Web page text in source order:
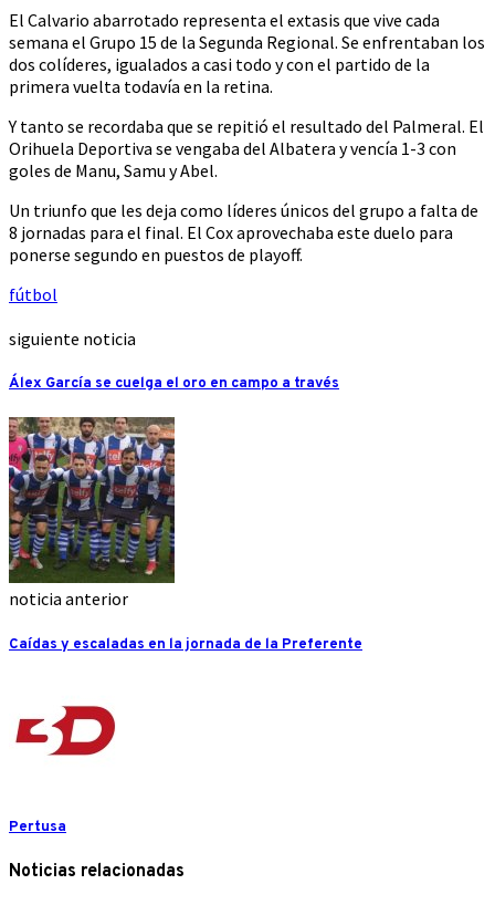
El Calvario abarrotado representa el extasis que vive cada
semana el Grupo 15 de la Segunda Regional. Se enfrentaban los
dos colíderes, igualados a casi todo y con el partido de la
primera vuelta todavía en la retina.
Y tanto se recordaba que se repitió el resultado del Palmeral. El
Orihuela Deportiva se vengaba del Albatera y vencía 1-3 con
goles de Manu, Samu y Abel.
Un triunfo que les deja como líderes únicos del grupo a falta de
8 jornadas para el final. El Cox aprovechaba este duelo para
ponerse segundo en puestos de playoff.
fútbol
siguiente noticia
Álex García se cuelga el oro en campo a través
noticia anterior
Caídas y escaladas en la jornada de la Preferente
Pertusa
Noticias relacionadas